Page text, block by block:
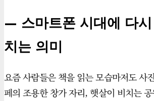
— 스마트폰 시대에 다
치는 의미
요즘 사람들은 책을 읽는 모습마저도 사
페의 조용한 창가 자리, 햇살이 비치는